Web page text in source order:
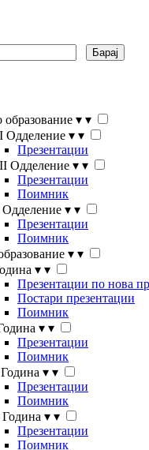
Барај
▾ ▾
Одделение ▾ ▾
Презентации
Одделение ▾ ▾
Презентации
Поимник
▾ ▾
Презентации
Поимник
▾ ▾
▾ ▾
Презентации по нова
Постари презентации
Поимник
▾ ▾
Презентации
Поимник
▾ ▾
Презентации
Поимник
▾ ▾
Презентации
Поимник